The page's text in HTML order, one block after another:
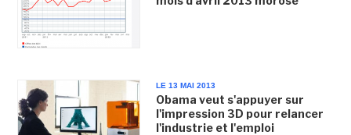
LE 13 MAI 2013
Obama veut s'appuyer sur
l'impression 3D pour relancer
l'industrie et l'emploi